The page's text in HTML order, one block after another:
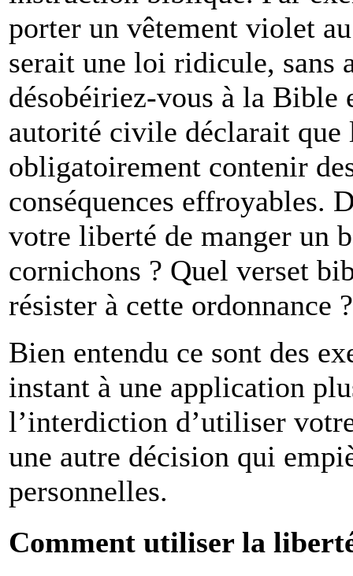
porter un vêtement violet
serait une loi ridicule, sans
désobéiriez-vous à la Bible
autorité civile déclarait
obligatoirement contenir
conséquences effroyables.
votre liberté de manger un
cornichons ? Quel verset
résister à cette ordonnance ?
Bien entendu ce sont des
instant à une application
l’interdiction d’utiliser
une autre décision qui
personnelles.
Comment utiliser la